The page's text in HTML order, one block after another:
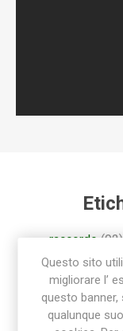
raccordo (92)
sab
Questo sito
migliorare l’
questo
qualunque